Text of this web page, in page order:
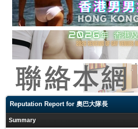
Reputation Report for 奧巴大隊長
Summary